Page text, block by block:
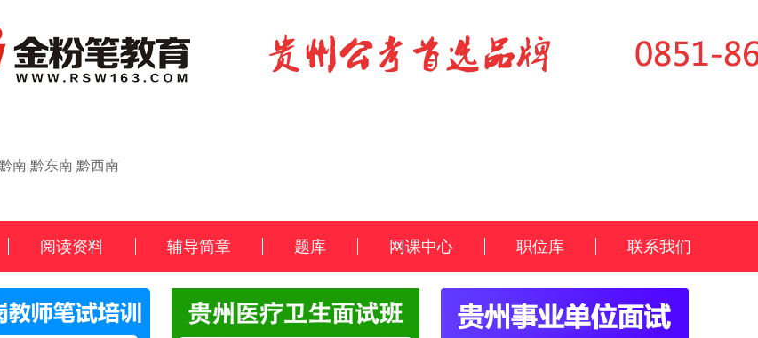
南 黔东南 黔西南
阅读资料 辅导简章 题库 网课中心 职位库 联系我们